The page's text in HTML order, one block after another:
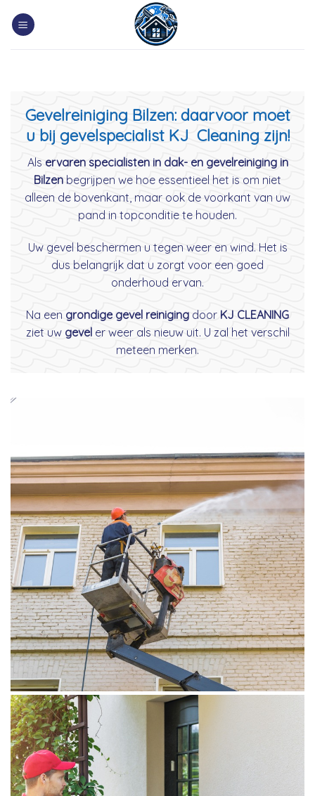
Gevelreiniging Bilzen: daarvoor moet
u bij gevelspecialist KJ Cleaning zijn!
Als ervaren specialisten in dak- en gevelreiniging in
Bilzen begrijpen we hoe essentieel het is om niet
alleen de bovenkant, maar ook de voorkant van uw
pand in topconditie te houden.
Uw gevel beschermen u tegen weer en wind. Het is
dus belangrijk dat u zorgt voor een goed
onderhoud ervan.
Na een grondige gevel reiniging door KJ CLEANING
ziet uw geveler weer als nieuw uit. U zal het verschil
meteen merken.